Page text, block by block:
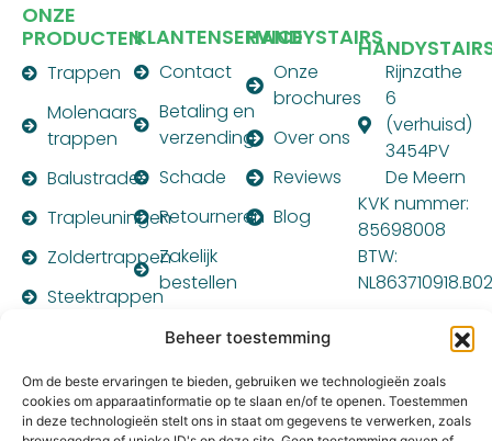
Beheer toestemming
Om de beste ervaringen te bieden, gebruiken we technologieën zoals
cookies om apparaatinformatie op te slaan en/of te openen. Toestemmen
in deze technologieën stelt ons in staat om gegevens te verwerken, zoals
ONZE
PRODUCTEN
Trappen
Molenaars
trappen
Balustrades
Trapleuningen
Zoldertrappen
Steektrappen
KLANTENSERVICE
Contact
Betaling en
verzending
Schade
Retourneren
Zakelijk
bestellen
HANDYSTAIRS
Onze
brochures
Over ons
Reviews
Blog
Rijnzathe
6
(verhuisd)
3454PV
De Meern
KVK nummer:
85698008
BTW:
NL863710918.B02